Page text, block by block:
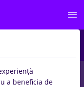
Level (< 2 ani)
a beneficia de